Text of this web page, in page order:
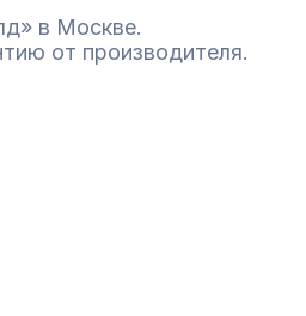
в Москве.
от производителя.